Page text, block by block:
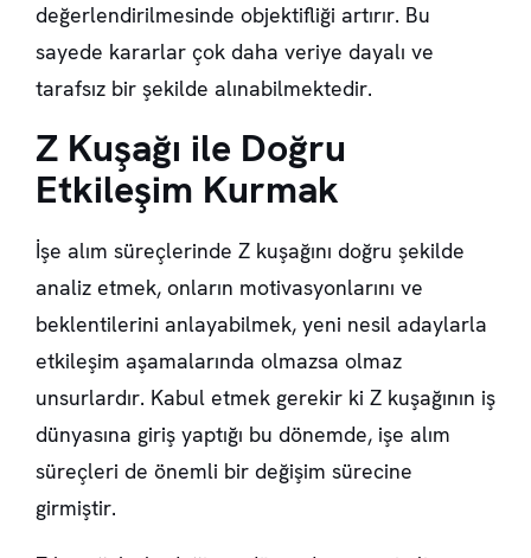
değerlendirilmesinde objektifliği artırır. Bu
sayede kararlar çok daha veriye dayalı ve
tarafsız bir şekilde alınabilmektedir.
Z Kuşağı ile Doğru
Etkileşim Kurmak
İşe alım süreçlerinde Z kuşağını doğru şekilde
analiz etmek, onların motivasyonlarını ve
beklentilerini anlayabilmek, yeni nesil adaylarla
etkileşim aşamalarında olmazsa olmaz
unsurlardır. Kabul etmek gerekir ki Z kuşağının iş
dünyasına giriş yaptığı bu dönemde, işe alım
süreçleri de önemli bir değişim sürecine
girmiştir.